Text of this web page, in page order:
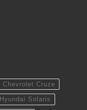
Chevrolet Cruze
Hyundai Solaris